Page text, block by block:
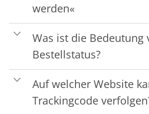
werden«
Was ist die Bedeutung
Bestellstatus?
Auf welcher Website
Trackingcode